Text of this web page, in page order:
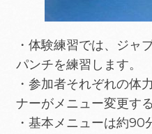
・体験練習では、ジャ
パンチを練習します。
・参加者それぞれの体
ナーがメニュー変更す
・基本メニューは約90